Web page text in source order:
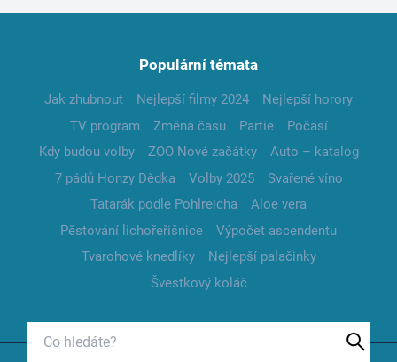
Populární témata
Jak zhubnout Nejlepší filmy 2024
Nejlepší horory
TV program
Změna času Partie
Počasí
Kdy budou volby
ZOO Nové začátky
Auto – katalog
7 pádů Honzy Dědka
Volby 2025
Svařené víno
Tatarák podle Pohlreicha
Aloe vera
Pěstování lichořeřišnice
Výpočet ascendentu
Tvarohové knedlíky
Nejlepší palačinky
Švestkový koláč